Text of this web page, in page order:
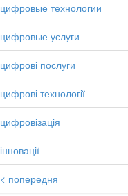
цифровые технологии
цифровые услуги
цифрові послуги
цифрові технології
цифровізація
інновації
< попередня